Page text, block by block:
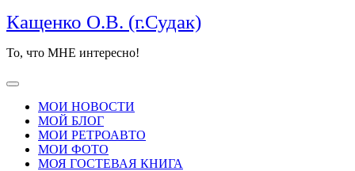
Кащенко О.В. (г.Судак)
То, что МНЕ интересно!
Кнопка
ОткрытьМОИ НОВОСТИ
МОЙ БЛОГ
МОИ РЕТРОАВТО
МОИ ФОТО
МОЯ ГОСТЕВАЯ КНИГА